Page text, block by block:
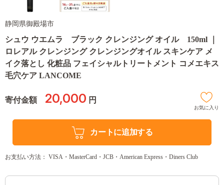
静岡県御殿場市
シュウ ウエムラ ブラック クレンジング オイル 150ml ｜
ロレアル クレンジング クレンジングオイル スキンケア メ
イク落とし 化粧品 フェイシャルトリートメント コメエキス
毛穴ケア LANCOME
寄付金額 20,000 円
お気に入り
カートに追加する
お支払い方法： VISA・MasterCard・JCB・American Express・Diners Club